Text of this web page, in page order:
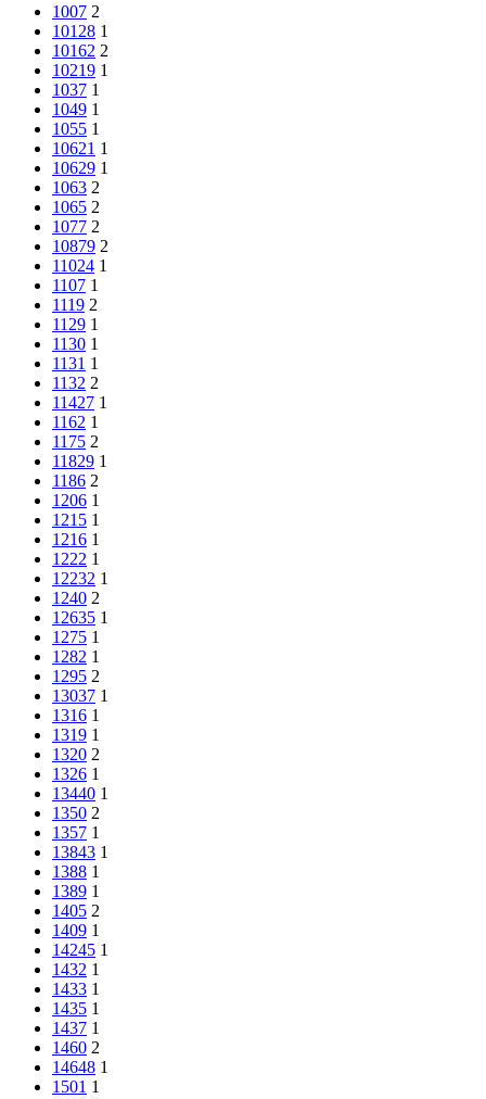
1007 2
10128 1
10162 2
10219 1
1037 1
1049 1
1055 1
10621 1
10629 1
1063 2
1065 2
1077 2
10879 2
11024 1
1107 1
1119 2
1129 1
1130 1
1131 1
1132 2
11427 1
1162 1
1175 2
11829 1
1186 2
1206 1
1215 1
1216 1
1222 1
12232 1
1240 2
12635 1
1275 1
1282 1
1295 2
13037 1
1316 1
1319 1
1320 2
1326 1
13440 1
1350 2
1357 1
13843 1
1388 1
1389 1
1405 2
1409 1
14245 1
1432 1
1433 1
1435 1
1437 1
1460 2
14648 1
1501 1